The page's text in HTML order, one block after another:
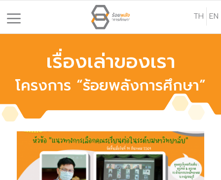
TH EN
i
n
เรื่องเล่าของเรา
โครงการ “ร้อยพลังการศึกษา”